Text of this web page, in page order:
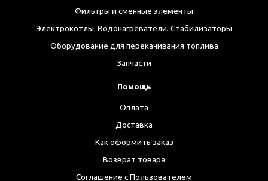
Фильтры и сменные элементы
Электрокотлы. Водонагреватели. Стабилизаторы
Оборудование для перекачивания топлива
Запчасти
Помощь
Оплата
Доставка
Как оформить заказ
Возврат товара
Соглашение с Пользователем